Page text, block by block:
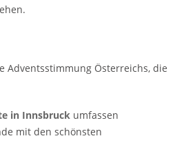
Adventsstimmung Österreichs, die
in Innsbruck umfassen
mit den schönsten